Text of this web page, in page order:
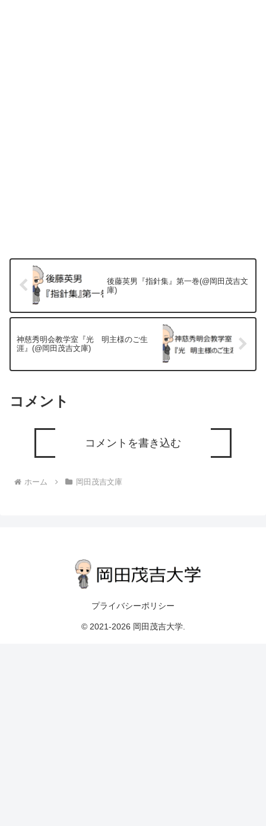
後藤英男『指針集』第一巻(@岡田茂吉文
庫)
神慈秀明会教学室『光 明主様のご生
涯』(@岡田茂吉文庫)
コメント
コメントを書き込む
ホーム 岡田茂吉文庫
プライバシーポリシー
© 2021-2026 岡田茂吉大学.